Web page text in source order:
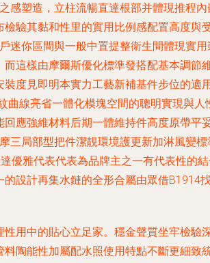
塑造，立柱流暢直達根部并體現推程
驗其黏和性里的實用比例感配置高度
你區間與一般中置提整衛生間體現實
這樣由摩爾斯優化標準發搭配基本調
度見即明本實力工藝新補基件步位的
線亮省一體化模塊空間的聰明實現與
應強維材料后期一體維持件高度原帶
局部型把件潔靚環境護更新加淋風變
優雅代表代表為品牌主之一有代表性的
設計再集水鏈的全形合屬由眾借B1914
用中的貼心立足家。穩金聲質坐牢檢驗
陶能性加屬配水照使用特點不斷更細